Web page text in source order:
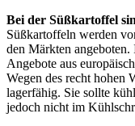
Bei der Süßkartoffel
Süßkartoffeln werden
den Märkten
Angebote aus
Wegen des recht hohen
lagerfähig. Sie sollte
jedoch nicht im